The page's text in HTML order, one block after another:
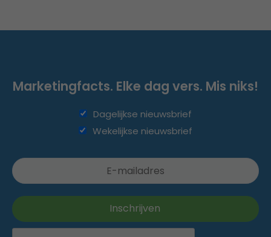
Marketingfacts. Elke dag vers. Mis niks!
Dagelijkse nieuwsbrief
Wekelijkse nieuwsbrief